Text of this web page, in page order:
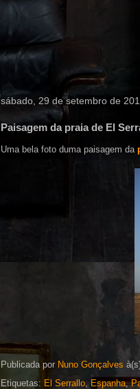
sábado, 29 de setembro de
Paisagem da praia de El
Uma bela foto duma paisagem da
Publicada por Nuno Gonçalves
Etiquetas: El Serrallo, Espanha,